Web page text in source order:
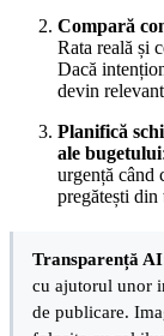
Compară
Rata reală și
Dacă
devin
Planifică
ale bugetului
urgență când
pregătești din
Transparență
cu ajutorul unor
de publicare.